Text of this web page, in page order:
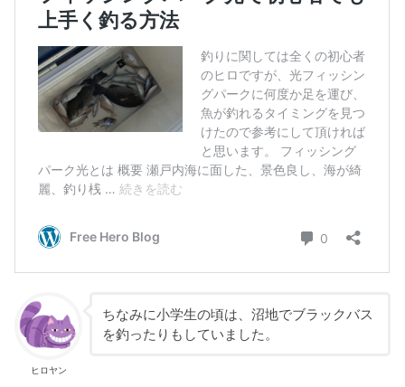
ヒロヤン
ちなみに小学生の頃は、沼地でブラックバス
を釣ったりもしていました。